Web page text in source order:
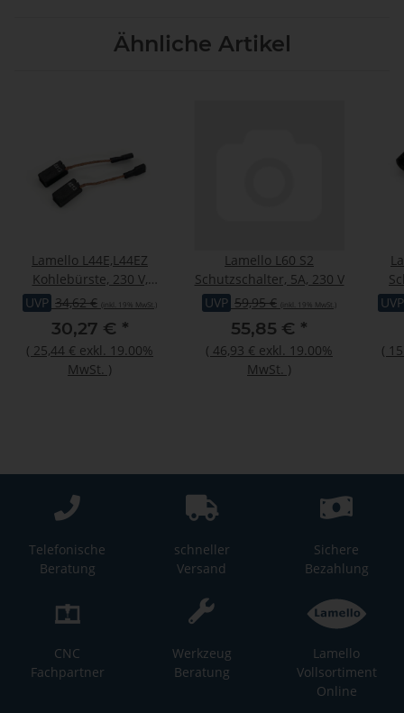
Ähnliche Artikel
Lamello L44E,L44EZ
Kohlebürste, 230 V,
7.9x6.2x16,1 mm
UVP 34,62 € (inkl. 19% MwSt.)
30,27 € *
( 25,44 € exkl. 19.00%
MwSt. )
Lamello L60 S2
Schutzschalter, 5A, 230 V
UVP 59,95 € (inkl. 19% MwSt.)
55,85 € *
( 46,93 € exkl. 19.00%
MwSt. )
UVP
(
Telefonische
Beratung
schneller
Versand
Sichere
Bezahlung
CNC
Fachpartner
Werkzeug
Beratung
Lamello
Vollsortiment
Online